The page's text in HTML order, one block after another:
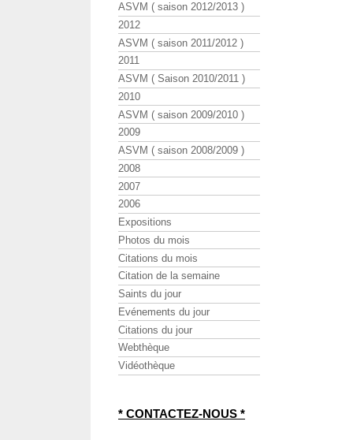
ASVM ( saison 2012/2013 )
2012
ASVM ( saison 2011/2012 )
2011
ASVM ( Saison 2010/2011 )
2010
ASVM ( saison 2009/2010 )
2009
ASVM ( saison 2008/2009 )
2008
2007
2006
Expositions
Photos du mois
Citations du mois
Citation de la semaine
Saints du jour
Evénements du jour
Citations du jour
Webthèque
Vidéothèque
* CONTACTEZ-NOUS *